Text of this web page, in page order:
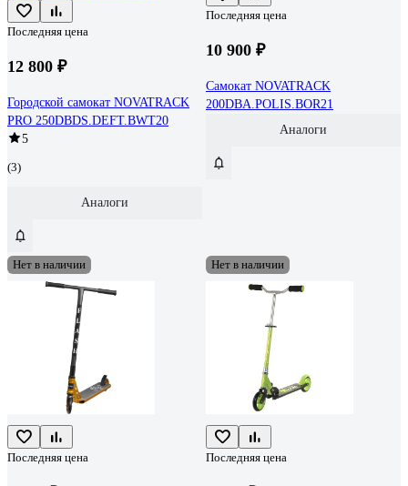
Последняя цена
12 800 ₽
Городской самокат NOVATRACK
PRO 250DBDS.DEFT.BWT20
5
(3)
Аналоги
Последняя цена
10 900 ₽
Самокат NOVATRACK
200DBA.POLIS.BOR21
Аналоги
Нет в наличии
Последняя цена
Нет в наличии
Последняя цена